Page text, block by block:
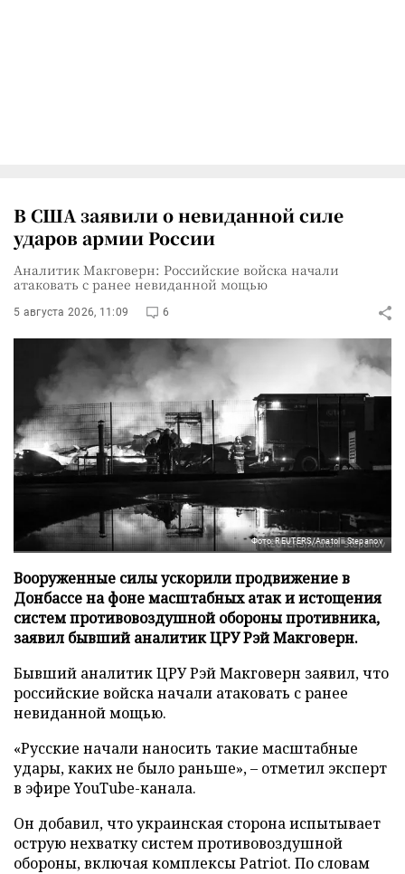
В США заявили о невиданной силе
ударов армии России
Аналитик Макговерн: Российские войска начали
атаковать с ранее невиданной мощью
5 августа 2026, 11:09 6
Фото: REUTERS/Anatolii Stepanov
Вооруженные силы ускорили продвижение в
Донбассе на фоне масштабных атак и истощения
систем противовоздушной обороны противника,
заявил бывший аналитик ЦРУ Рэй Макговерн.
Бывший аналитик ЦРУ Рэй Макговерн заявил, что
российские войска начали атаковать с ранее
невиданной мощью.
«Русские начали наносить такие масштабные
удары, каких не было раньше», – отметил эксперт
в эфире YouTube-канала.
Он добавил, что украинская сторона испытывает
острую нехватку систем противовоздушной
обороны, включая комплексы Patriot. По словам